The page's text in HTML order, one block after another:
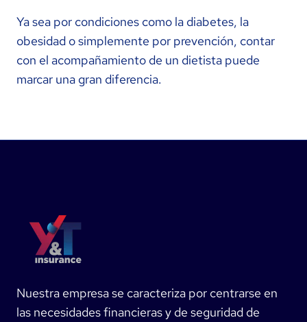
Ya sea por condiciones como la diabetes, la
obesidad o simplemente por prevención, contar
con el acompañamiento de un dietista puede
marcar una gran diferencia.
Nuestra empresa se caracteriza por centrarse en
las necesidades financieras y de seguridad de